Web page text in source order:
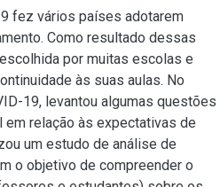
fez vários países adotarem
Como resultado dessas
por muitas escolas e
às suas aulas. No
19, levantou algumas questões
em relação às expectativas de
um estudo de análise de
o objetivo de compreender o